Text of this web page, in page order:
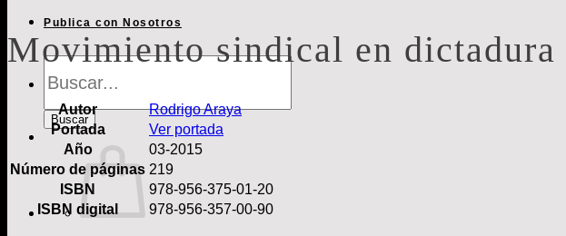
Publica con Nosotros
Búsqueda
de
Buscar
Movimiento sindical en dictadura
Autor
Rodrigo Araya
Portada
Ver portada
Año
03-2015
Número de páginas 219
ISBN
978-956-375-01-20
ISBN digital
978-956-357-00-90